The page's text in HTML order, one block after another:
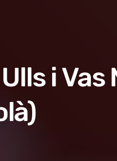
i Vas